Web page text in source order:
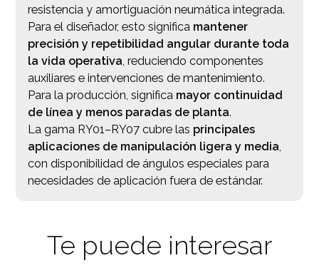
resistencia y amortiguación neumática integrada.
Para el diseñador, esto significa mantener
precisión y repetibilidad angular durante toda
la vida operativa, reduciendo componentes
auxiliares e intervenciones de mantenimiento.
Para la producción, significa mayor continuidad
de línea y menos paradas de planta.
La gama RY01–RY07 cubre las principales
aplicaciones de manipulación ligera y media,
con disponibilidad de ángulos especiales para
necesidades de aplicación fuera de estándar.
Te puede interesar